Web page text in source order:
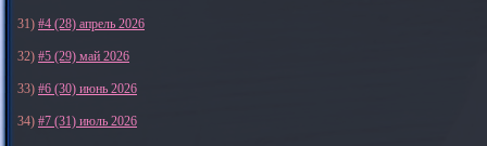
31) #4 (28) апрель 2026
32) #5 (29) май 2026
33) #6 (30) июнь 2026
34) #7 (31) июль 2026